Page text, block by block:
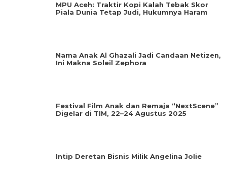
MPU Aceh: Traktir Kopi Kalah Tebak Skor
Piala Dunia Tetap Judi, Hukumnya Haram
Nama Anak Al Ghazali Jadi Candaan Netizen,
Ini Makna Soleil Zephora
Festival Film Anak dan Remaja “NextScene”
Digelar di TIM, 22–24 Agustus 2025
Intip Deretan Bisnis Milik Angelina Jolie